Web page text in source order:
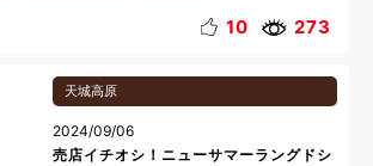
カップル
リラックス
10 273
天城高原
2024/09/06
売店イチオシ！ニューサマーラングドシ